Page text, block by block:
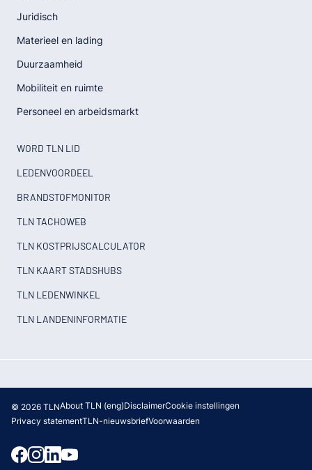
Juridisch
Materieel en lading
Duurzaamheid
Mobiliteit en ruimte
Personeel en arbeidsmarkt
WORD TLN LID
LEDENVOORDEEL
BRANDSTOFMONITOR
TLN TACHOWEB
TLN KOSTPRIJSCALCULATOR
TLN KAART STADSHUBS
TLN LEDENWINKEL
TLN LANDENINFORMATIE
© 2026 TLNAbout TLN (eng)DisclaimerCookie instellingen
Privacy statementTLN-nieuwsbriefVoorwaarden